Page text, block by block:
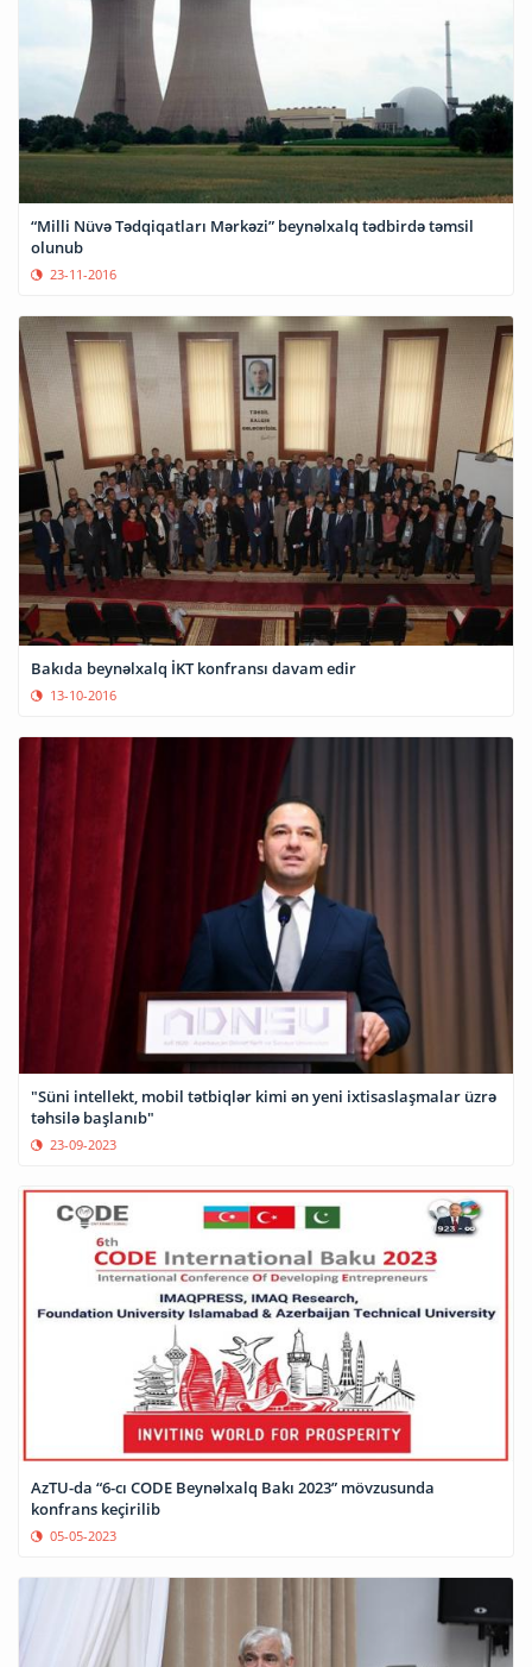
“Milli Nüvə Tədqiqatları Mərkəzi” beynəlxalq tədbirdə təmsil
olunub
23-11-2016
Bakıda beynəlxalq İKT konfransı davam edir
13-10-2016
"Süni intellekt, mobil tətbiqlər kimi ən yeni ixtisaslaşmalar üzrə
təhsilə başlanıb"
23-09-2023
AzTU-da “6-cı CODE Beynəlxalq Bakı 2023” mövzusunda
konfrans keçirilib
05-05-2023